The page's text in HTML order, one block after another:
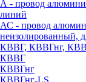
А - провод
линий
АС - провод
неизолированный,
КВВГ, КВВГнг,
КВВГ
КВВГнг
КВВГнг-LS